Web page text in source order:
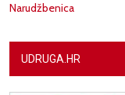
Narudžbenica
UDRUGA.HR